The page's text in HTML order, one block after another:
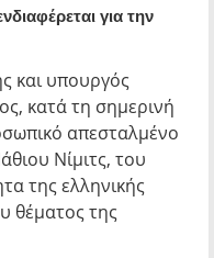
για την
και υπουργός
κατά τη σημερινή
απεσταλμένο
Νίμιτς, του
της ελληνικής
θέματος της